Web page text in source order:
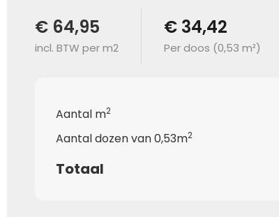
€ 64,95
incl. BTW per m2
€ 34,42
Per doos (0,53 m²)
Aantal m2
Aantal dozen van 0,53m2
Totaal